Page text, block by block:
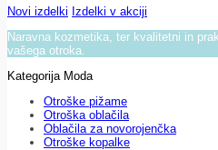
Novi izdelki Izdelki v akciji
Naravna kozmetika, ter kvalitetni in
vašega otroka.
Kategorija Moda
Otroške pižame
Otroška oblačila
Oblačila za novorojenčka
Otroške kopalke